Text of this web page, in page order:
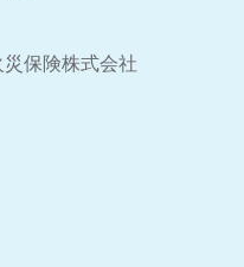
保険株式会社